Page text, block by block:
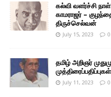
கல்வி வளர்ச்சி
காமராஜர் –
திருச்செல்வன்
July 15, 2023 0
தமிழ் அறிஞர்
July 11, 2023 0